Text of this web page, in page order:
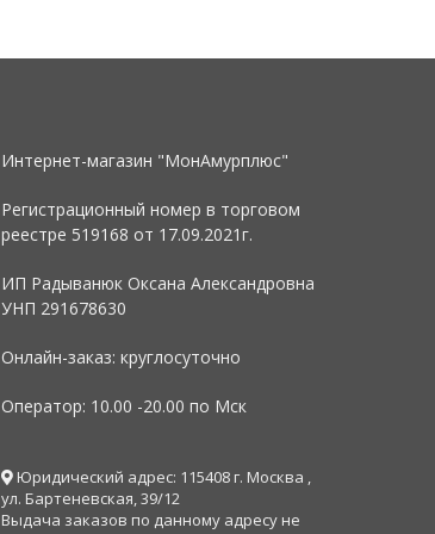
Интернет-магазин "МонАмурплюс"
Регистрационный номер в торговом
реестре 519168 от 17.09.2021г.
ИП Радыванюк Оксана Александровна
УНП 291678630
Онлайн-заказ: круглосуточно
Оператор: 10.00 -20.00 по Мск
Юридический адрес: 115408 г. Москва ,
ул. Бартеневская, 39/12
Выдача заказов по данному адресу не